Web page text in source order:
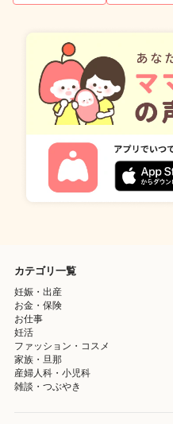
カテゴリ一覧
妊娠・出産
お金・保険
お仕事
妊活
ファッション・コスメ
家族・旦那
産婦人科・小児科
雑談・つぶやき